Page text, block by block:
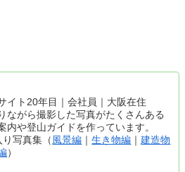
イト20年目｜会社員｜大阪在住
ながら撮影した写真がたくさんある
内や登山ガイドを作っています。
写真集（ 風景編 ｜生き物編 ｜建造物
）